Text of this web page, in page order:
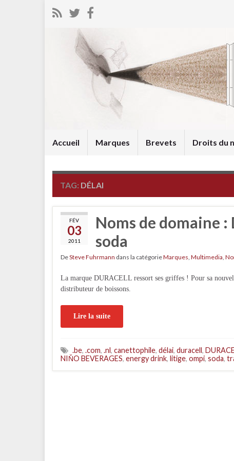
Accueil Marques Brevets Droits du
TAG: DÉLAI
FÉV
03
2011
Noms de domaine
soda
DeSteve Fuhrmann dans la catégorieMarques, Multimedia,
La marque DURACELL ressort ses griffes ! Pour sa
distributeur de boissons.
Lire la suite
.be, .com, .nl, canettophile, délai, duracell,
NIŇO BEVERAGES, energy drink, litige, ompi, soda,